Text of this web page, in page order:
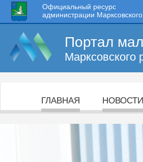
Официальный ресурс
администрации
Портал
Марксовского
ГЛАВНАЯ НОВОСТИ